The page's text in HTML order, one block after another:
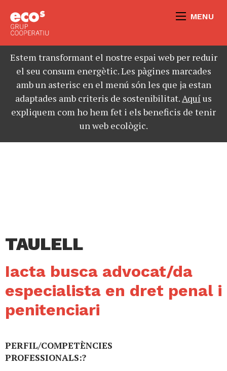
MENU
Estem transformant el nostre espai web per reduir
el seu consum energètic. Les pàgines marcades
amb un asterisc en el menú són les que ja estan
adaptades amb criteris de sostenibilitat.Aquíus
expliquem com ho hem fet i els beneficis de tenir
un web ecològic.
TAULELL
Iacta busca advocat/da
especialista en dret penal i
penitenciari
PERFIL/COMPETÈNCIES
PROFESSIONALS:?